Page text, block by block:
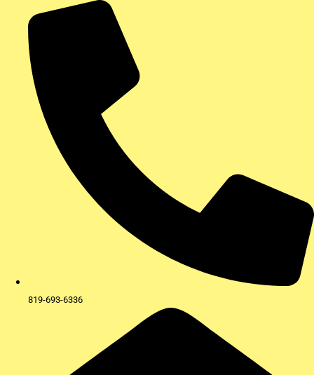
contenu
819-693-6336